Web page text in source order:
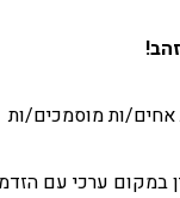
ות מוסמכים/ות
במקום ערכי עם